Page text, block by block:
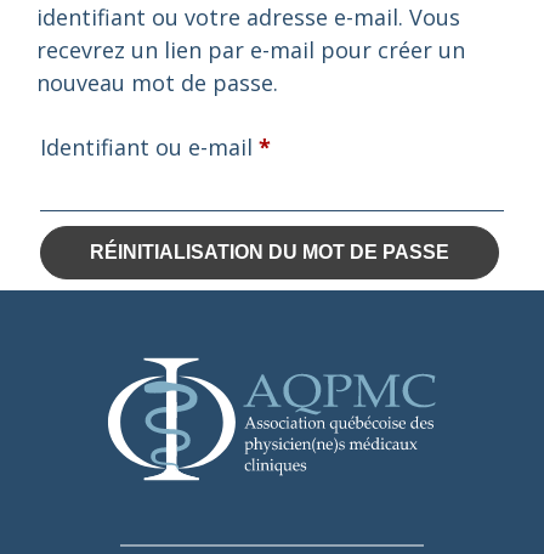
identifiant ou votre adresse e-mail. Vous
recevrez un lien par e-mail pour créer un
nouveau mot de passe.
Identifiant ou e-mail *Obligatoire
RÉINITIALISATION DU MOT DE PASSE